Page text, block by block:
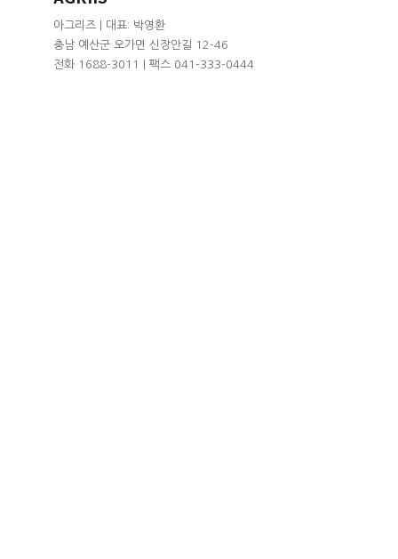
아그리즈 | 대표: 박영환
충남 예산군 오가면 신장안길 12-46
전화 1688-3011 | 팩스 041-333-0444